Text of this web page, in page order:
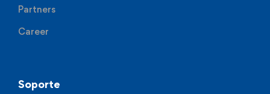
Partners
Career
Soporte